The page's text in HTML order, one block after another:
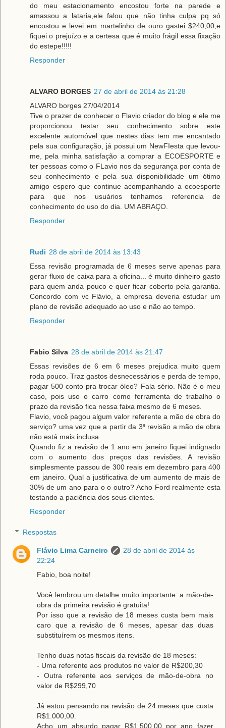
do meu estacionamento encostou forte na parede e
amassou a lataria,ele falou que não tinha culpa pq só
encostou e levei em martelinho de ouro gastei $240,00,e
fiquei o prejuízo e a certesa que é muito frágil essa fixação
do estepe!!!!!
Responder
ALVARO BORGES 27 de abril de 2014 às 21:28
ALVARO borges 27/04/2014
Tive o prazer de conhecer o Flavio criador do blog e ele me
proporcionou testar seu conhecimento sobre este
excelente automóvel que nestes dias tem me encantado
pela sua configuração, já possui um NewFIesta que levou-
me, pela minha satisfação a comprar a ECOESPORTE e
ter pessoas como o FLavio nos da segurança por conta de
seu conhecimento e pela sua disponibilidade um ótimo
amigo espero que continue acompanhando a ecoesporte
para que nos usuários tenhamos referencia de
conhecimento do uso do dia. UM ABRAÇO.
Responder
Rudi 28 de abril de 2014 às 13:43
Essa revisão programada de 6 meses serve apenas para
gerar fluxo de caixa para a oficina... é muito dinheiro gasto
para quem anda pouco e quer ficar coberto pela garantia.
Concordo com vc Flávio, a empresa deveria estudar um
plano de revisão adequado ao uso e não ao tempo.
Responder
Fabio Silva 28 de abril de 2014 às 21:47
Essas revisões de 6 em 6 meses prejudica muito quem
roda pouco. Traz gastos desnecessários e perda de tempo,
pagar 500 conto pra trocar óleo? Fala sério. Não é o meu
caso, pois uso o carro como ferramenta de trabalho o
prazo da revisão fica nessa faixa mesmo de 6 meses.
Flavio, você pagou algum valor referente a mão de obra do
serviço? uma vez que a partir da 3ª revisão a mão de obra
não está mais inclusa.
Quando fiz a revisão de 1 ano em janeiro fiquei indignado
com o aumento dos preços das revisões. A revisão
simplesmente passou de 300 reais em dezembro para 400
em janeiro. Qual a justificativa de um aumento de mais de
30% de um ano para o o outro? Acho Ford realmente esta
testando a paciência dos seus clientes.
Responder
Respostas
Flávio Lima Carneiro
28 de abril de 2014 às
22:24
Fabio, boa noite!
Você lembrou um detalhe muito importante: a mão-de-
obra da primeira revisão é gratuita!
Por isso que a revisão de 18 meses custa bem mais
caro que a revisão de 6 meses, apesar das duas
substituírem os mesmos itens.
Tenho duas notas fiscais da revisão de 18 meses:
- Uma referente aos produtos no valor de R$200,30
- Outra referente aos serviços de mão-de-obra no
valor de R$299,70
Já estou pensando na revisão de 24 meses que custa
R$1.000,00.
Acho um absurdo pagar R$1.500,00 por ano fazer